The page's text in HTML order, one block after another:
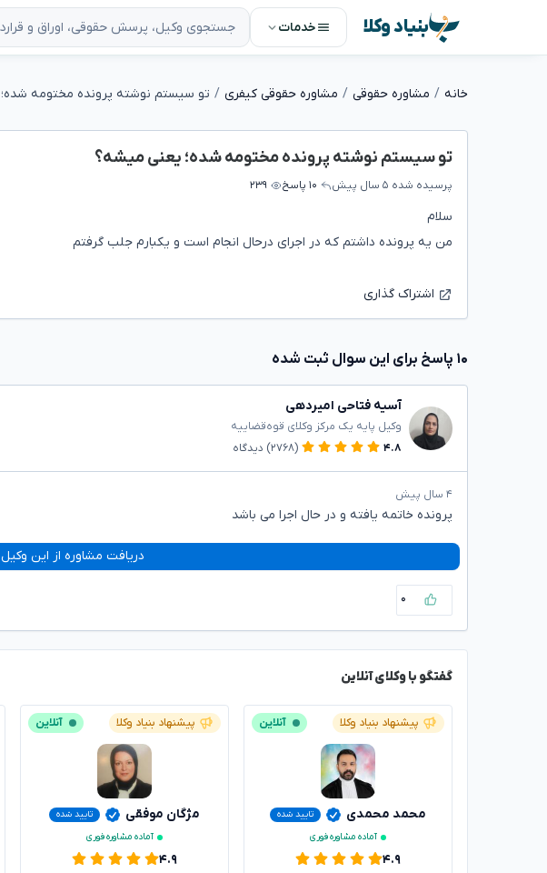
بنیاد وکلا خدمات
خانه مشاوره حقوقی مشاوره حقوقی کیفری
تو سیستم نوشته پرونده مختومه شده؛ یعنی میشه؟
پرسیده شده ۵ سال پیش ۱۰ پاسخ ۲۳۹
سلام‌
من یه پرونده داشتم که در اجرای درحال انجام است و یکبارم جلب گرفتم
اشتراک گذاری
۱۰ پاسخ برای این سوال ثبت شده
آسیه فتاحی امیردهی
وکیل پایه یک مرکز وکلای قوه‌قضاییه
۴.۸
(۲۷۶۸) دیدگاه
۴ سال پیش
پرونده خاتمه یافته و در حال اجرا می باشد
دریافت مشاوره از این وکیل
۰
گفتگو با وکلای آنلاین
پیشنهاد بنیاد وکلا آنلاین
محمد محمدی
تایید شده
آماده مشاوره فوری
۴.۹
پیشنهاد بنیاد وکلا آنلاین
مژگان موفقی
تایید شده
آماده مشاوره فوری
۴.۹